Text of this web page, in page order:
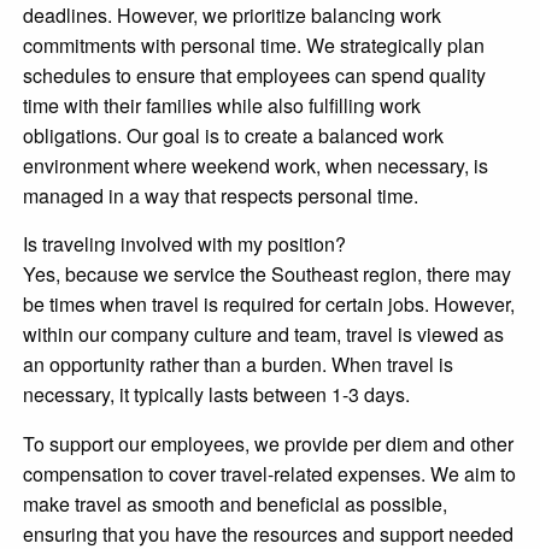
deadlines. However, we prioritize balancing work
commitments with personal time. We strategically plan
schedules to ensure that employees can spend quality
time with their families while also fulfilling work
obligations. Our goal is to create a balanced work
environment where weekend work, when necessary, is
managed in a way that respects personal time.
Is traveling involved with my position?
Yes, because we service the Southeast region, there may
be times when travel is required for certain jobs. However,
within our company culture and team, travel is viewed as
an opportunity rather than a burden. When travel is
necessary, it typically lasts between 1-3 days.
To support our employees, we provide per diem and other
compensation to cover travel-related expenses. We aim to
make travel as smooth and beneficial as possible,
ensuring that you have the resources and support needed